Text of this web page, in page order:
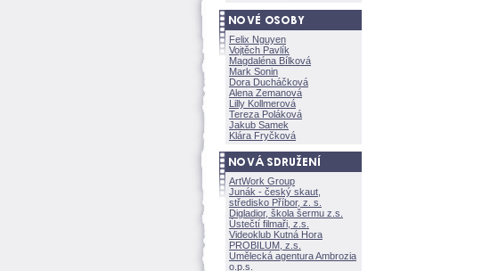
Felix Nguyen
Vojtěch Pavlík
Magdaléna Bílkov
Mark Sonin
Dora Ducháčkov
Alena Zemanov
Lilly Kollmerov
Tereza Polákov
Jakub Samek
Klára Fryčkov
ArtWork Group
Junák - český skaut,
středisko Příbor, z. s.
Digladior, škola šermu z.s.
Ústečtí filmaři, z.s.
Videoklub Kutná Hora
PROBILUM, z.s.
Umělecká agentura Ambrozia
o.p.s.